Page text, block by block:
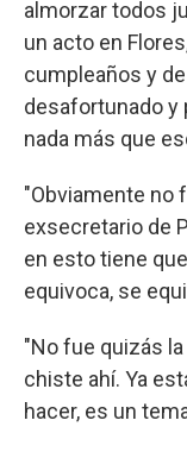
almorzar todos
un acto en
cumpleaños y
desafortunado y
nada más que
"Obviamente no
exsecretario de
en esto tiene
equivoca, se
"No fue quizás
chiste ahí. Ya
hacer, es un